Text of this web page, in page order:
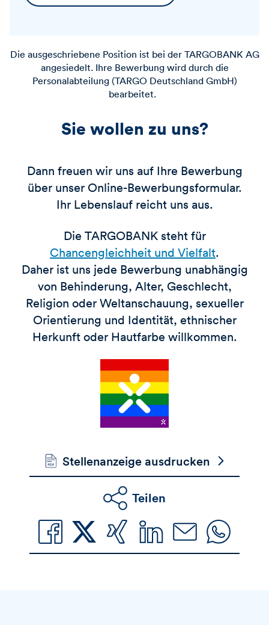
Die ausgeschriebene Position ist bei der TARGOBANK AG
angesiedelt. Ihre Bewerbung wird durch die
Personalabteilung (TARGO Deutschland GmbH)
bearbeitet.
Sie wollen zu uns?
Dann freuen wir uns auf Ihre Bewerbung
über unser Online-Bewerbungsformular.
Ihr Lebenslauf reicht uns aus.
Die TARGOBANK steht für
Chancengleichheit und Vielfalt.
Daher ist uns jede Bewerbung unabhängig
von Behinderung, Alter, Geschlecht,
Religion oder Weltanschauung, sexueller
Orientierung und Identität, ethnischer
Herkunft oder Hautfarbe willkommen.
Stellenanzeige ausdrucken
Teilen